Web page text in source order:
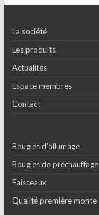
La société
Les produits
Actualités
Espace membres
Contact
Bougies d’allumage
Bougies de préchauffage
Faisceaux
Qualité première monte